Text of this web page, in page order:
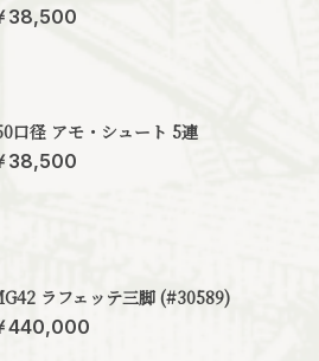
38,500
口径 アモ・シュート 5連
38,500
ラフェッテ三脚 (#30589)
440,000